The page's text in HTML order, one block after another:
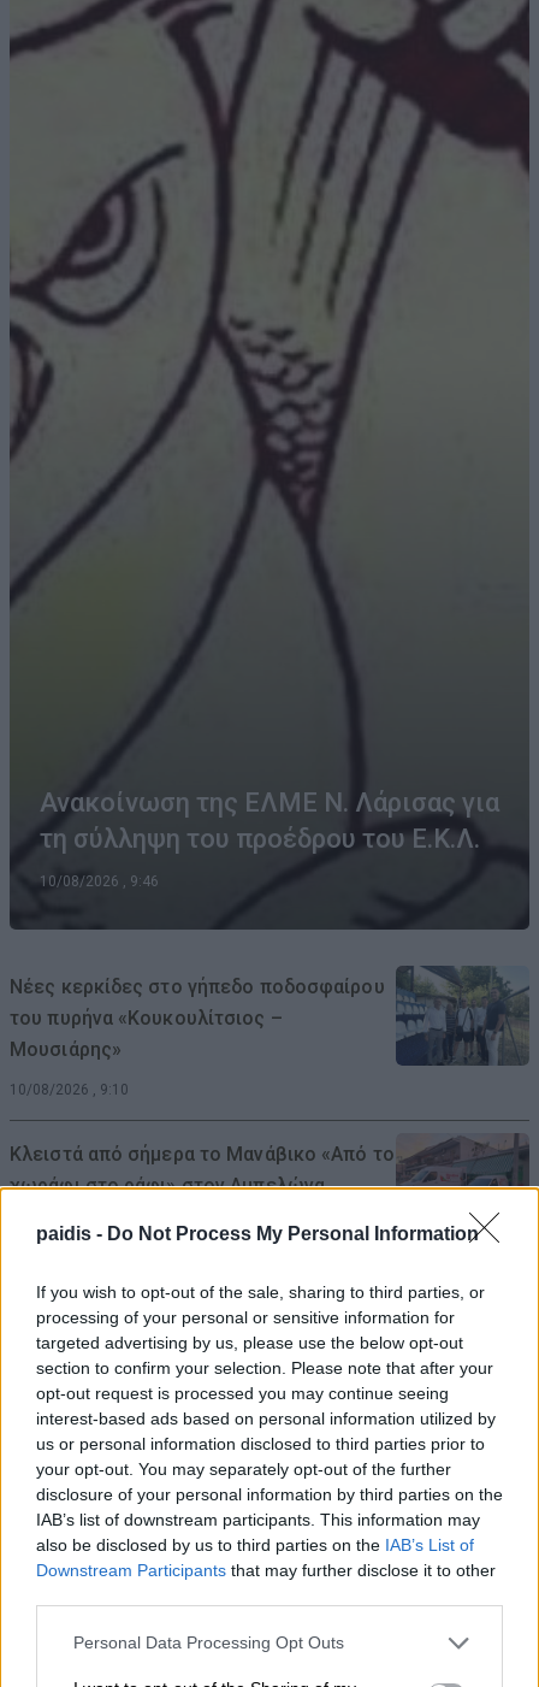
paidis - Do Not Process My Personal Information
If you wish to opt-out of the sale, sharing to third parties, or
processing of your personal or sensitive information for
targeted advertising by us, please use the below opt-out
section to confirm your selection. Please note that after your
opt-out request is processed you may continue seeing
interest-based ads based on personal information utilized by
us or personal information disclosed to third parties prior to
your opt-out. You may separately opt-out of the further
disclosure of your personal information by third parties on the
IAB’s list of downstream participants. This information may
also be disclosed by us to third parties on the IAB’s List of
Downstream Participants that may further disclose it to other
Personal Data Processing Opt Outs
Ανακοίνωση της ΕΛΜΕ Ν. Λάρισας για
τη σύλληψη του προέδρου του Ε.Κ.Λ.
10/08/2026 , 9:46
Νέες κερκίδες στο γήπεδο ποδοσφαίρου
του πυρήνα «Κουκουλίτσιος –
Μουσιάρης»
10/08/2026 , 9:10
Κλειστά από σήμερα το Μανάβικο «Από το
χωράφι στο ράφι» στον Αμπελώνα
10/08/2026 , 8:42
Πέθανε ο σπουδαίος ηθοποιός Νίκος
Καλογερόπουλος σε ηλικία 74 ετών
10/08/2026 , 8:15
Σήμερα Δευτέρα στη Λάρισα η κηδεία της
Ελένης Τσελίκα
Την Παρασκευή 14/8 λαϊκή αγορά στον